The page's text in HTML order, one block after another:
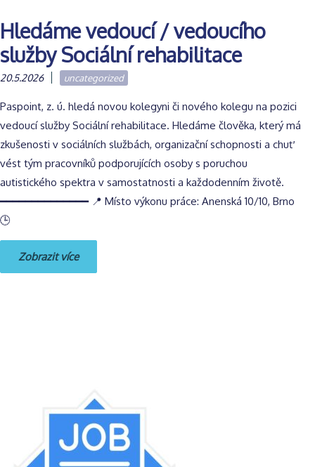
Hledáme vedoucí / vedoucího
služby Sociální rehabilitace
20.5.2026 uncategorized
Paspoint, z. ú. hledá novou kolegyni či nového kolegu na pozici
vedoucí služby Sociální rehabilitace. Hledáme člověka, který má
zkušenosti v sociálních službách, organizační schopnosti a chuť
vést tým pracovníků podporujících osoby s poruchou
autistického spektra v samostatnosti a každodenním životě.
━━━━━━━━━━━━━━ 📍 Místo výkonu práce: Anenská 10/10, Brno
🕒
Zobrazit více